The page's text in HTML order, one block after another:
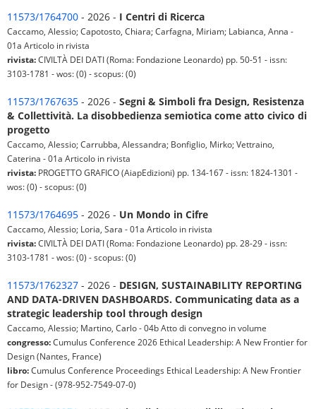
11573/1764700 - 2026 - I Centri di Ricerca
Caccamo, Alessio; Capotosto, Chiara; Carfagna, Miriam; Labianca, Anna -
01a Articolo in rivista
rivista:CIVILTÀ DEI DATI (Roma: Fondazione Leonardo) pp. 50-51 - issn:
3103-1781 - wos: (0) - scopus: (0)
11573/1767635 - 2026 - Segni & Simboli fra Design, Resistenza
& Collettività. La disobbedienza semiotica come atto civico di
progetto
Caccamo, Alessio; Carrubba, Alessandra; Bonfiglio, Mirko; Vettraino,
Caterina - 01a Articolo in rivista
rivista: PROGETTO GRAFICO (AiapEdizioni) pp. 134-167 - issn: 1824-1301 -
wos: (0) - scopus: (0)
11573/1764695 - 2026 - Un Mondo in Cifre
Caccamo, Alessio; Loria, Sara - 01a Articolo in rivista
rivista:CIVILTÀ DEI DATI (Roma: Fondazione Leonardo) pp. 28-29 - issn:
3103-1781 - wos: (0) - scopus: (0)
11573/1762327 - 2026 - DESIGN, SUSTAINABILITY REPORTING
AND DATA-DRIVEN DASHBOARDS. Communicating data as a
strategic leadership tool through design
Caccamo, Alessio; Martino, Carlo - 04b Atto di convegno in volume
congresso:Cumulus Conference 2026 Ethical Leadership: A New Frontier for
Design (Nantes, France)
libro:Cumulus Conference Proceedings Ethical Leadership: A New Frontier
for Design - (978-952-7549-07-0)